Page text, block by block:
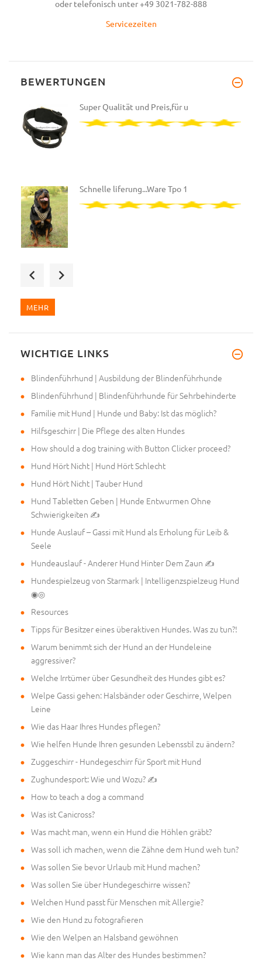
oder telefonisch unter +49 3021-782-888
Servicezeiten
BEWERTUNGEN
Super Qualität und Preis,für u
Schnelle liferung...Ware Tpo 1
Mein Frauchen hat mir den Maul
MEHR
WICHTIGE LINKS
Blindenführhund | Ausbildung der Blindenführhunde
Blindenführhund | Blindenführhunde für Sehrbehinderte
Familie mit Hund | Hunde und Baby: Ist das möglich?
Hilfsgeschirr | Die Pflege des alten Hundes
How should a dog training with Button Clicker proceed?
Hund Hört Nicht | Hund Hört Schlecht
Hund Hört Nicht | Tauber Hund
Hund Tabletten Geben | Hunde Entwurmen Ohne
Schwierigkeiten ✍
Hunde Auslauf – Gassi mit Hund als Erholung für Leib &
Seele
Hundeauslauf - Anderer Hund Hinter Dem Zaun ✍
Hundespielzeug von Starmark | Intelligenzspielzeug Hund
◉◎
Resources
Tipps für Besitzer eines überaktiven Hundes. Was zu tun?!
Warum benimmt sich der Hund an der Hundeleine
aggressiver?
Welche Irrtümer über Gesundheit des Hundes gibt es?
Welpe Gassi gehen: Halsbänder oder Geschirre, Welpen
Leine
Wie das Haar Ihres Hundes pflegen?
Wie helfen Hunde Ihren gesunden Lebensstil zu ändern?
Zuggeschirr - Hundegeschirr für Sport mit Hund
Zughundesport: Wie und Wozu? ✍
How to teach a dog a command
Was ist Canicross?
Was macht man, wenn ein Hund die Höhlen gräbt?
Was soll ich machen, wenn die Zähne dem Hund weh tun?
Was sollen Sie bevor Urlaub mit Hund machen?
Was sollen Sie über Hundegeschirre wissen?
Welchen Hund passt für Menschen mit Allergie?
Wie den Hund zu fotografieren
Wie den Welpen an Halsband gewöhnen
Wie kann man das Alter des Hundes bestimmen?